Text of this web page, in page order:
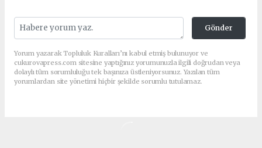
Gönder
Yorum yazarak Topluluk Kuralları’nı kabul etmiş bulunuyor ve
cukurovapress.com sitesine yaptığınız yorumunuzla ilgili doğrudan veya
dolaylı tüm sorumluluğu tek başınıza üstleniyorsunuz. Yazılan tüm
yorumlardan site yönetimi hiçbir şekilde sorumlu tutulamaz.